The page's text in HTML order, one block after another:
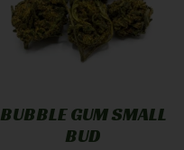
BUBBLE GUM SMALL
BUD